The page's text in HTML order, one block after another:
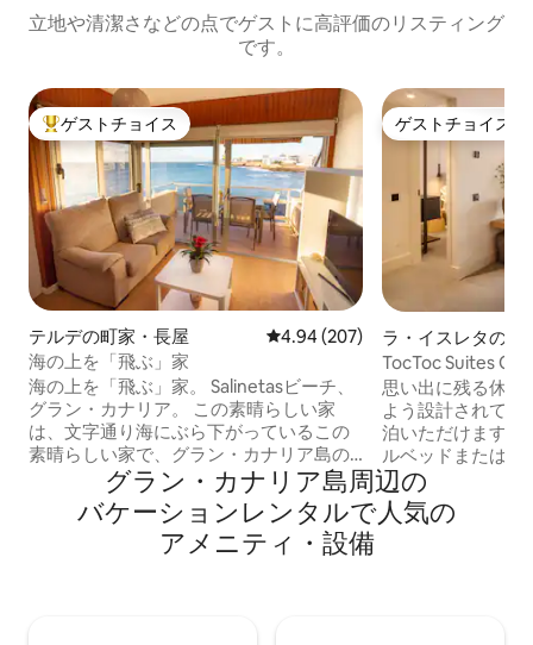
立地や清潔さなどの点でゲストに高評価のリスティング
です。
大好評のゲストチョイスです。
ゲストチョイス
テルデの町家・長屋 レビュー207件、5つ星中4.94つ
4.94 (207)
海の上を「飛ぶ」家
海の上を「飛ぶ」家。 Salinetasビーチ、
グラン・カナリア。 この素晴らしい家
は、文字通り海にぶら下がっているこの
素晴らしい家で、グラン・カナリア島の
東海岸にある恵まれた場所にあります。
建物は岩の上を飛び回り、海に潜り込ん
で、大西洋の澄み切った海でボートに乗
っているような感覚を味わうことができ
ゲストチョイス
ゲストチョイス
ラ・イスレタのマ
ン・アパート
TocToc Suites
ムのアパートメン
思い出に残る休暇
よう設計されて
泊いただけます。
ルベッドまたはツ
の寝室と独立した
要なプライバシー
す。これらのフラ
グラン・カナリア島⁠周⁠辺⁠の
バ⁠ケ⁠ー⁠シ⁠ョ⁠ン⁠レ⁠ン⁠タ⁠ル⁠で人⁠気⁠の
ア⁠メ⁠ニ⁠テ⁠ィ⁠・⁠設⁠備